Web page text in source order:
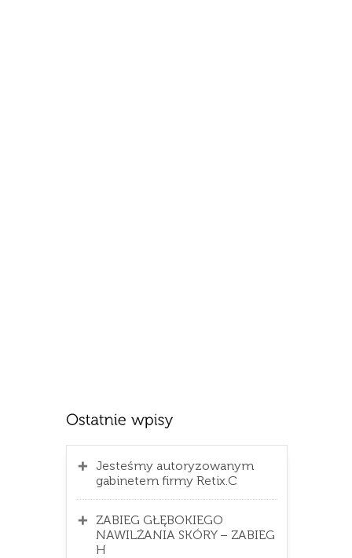
Jesteśmy autoryzowanym
gabinetem firmy Retix.C
ZABIEG GŁĘBOKIEGO
NAWILŻANIA SKÓRY – ZABIEG
H